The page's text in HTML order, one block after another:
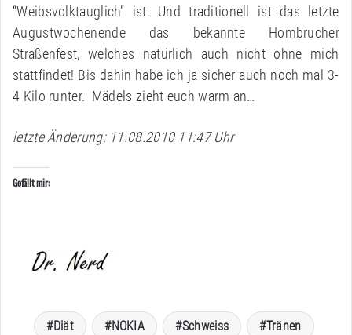
“Weibsvolktauglich” ist. Und traditionell ist das letzte
Augustwochenende das bekannte Hombrucher
Straßenfest, welches natürlich auch nicht ohne mich
stattfindet! Bis dahin habe ich ja sicher auch noch mal 3-
4 Kilo runter. Mädels zieht euch warm an…
letzte Änderung: 11.08.2010 11:47 Uhr
Gefällt mir:
Diät NOKIA Schweiss Tränen